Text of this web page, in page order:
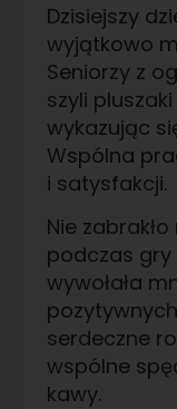
Dzisiejszy
wyjątkowo
Seniorzy z
szyli
wykazując
Wspólna
i satysfakcji.
Nie
podczas
wywołała
serdeczne
wspólne
kawy.